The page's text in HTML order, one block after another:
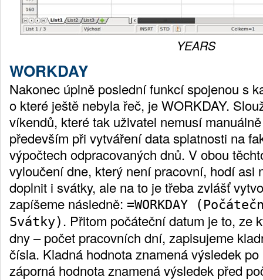
YEARS
WORKDAY
Nakonec úplně poslední funkcí spojenou s
o které ještě nebyla řeč, je WORKDAY.
víkendů, které tak uživatel nemusí
především při vytváření data splatnosti na
výpočtech odpracovaných dnů. V obou
vyloučení dne, který není pracovní, hodí asi
doplnit i svátky, ale na to je třeba zvlášť
zapíšeme následně: =WORKDAY
Svátky) . Přitom počáteční datum je to, ze
dny – počet pracovních dní, zapisujeme
čísla. Kladná hodnota znamená výsledek
záporná hodnota znamená výsledek před